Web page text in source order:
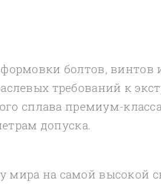
болтов, винтов
требований к
сплава премиум-
допуска.
мира на самой высокой